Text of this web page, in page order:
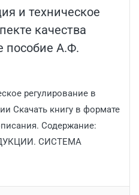
и техническое
качества
пособие А.Ф.
регулирование в
Скачать книгу в формате
Содержание:
СИСТЕМА